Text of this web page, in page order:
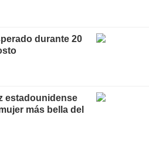
durante 20
estadounidense
más bella del